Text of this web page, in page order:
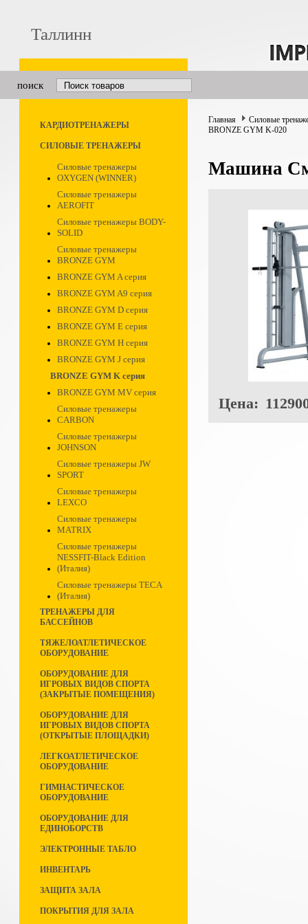
Таллинн
поиск
КАРДИОТРЕНАЖЕРЫ
СИЛОВЫЕ ТРЕНАЖЕРЫ
Силовые тренажеры
OXYGEN (WINNER)
Силовые тренажеры
AEROFIT
Силовые тренажеры BODY-
SOLID
Силовые тренажеры
BRONZE GYM
BRONZE GYM A серия
BRONZE GYM A9 серия
BRONZE GYM D серия
BRONZE GYM E серия
BRONZE GYM H серия
BRONZE GYM J серия
BRONZE GYM K серия
BRONZE GYM MV серия
Силовые тренажеры
CARBON
Силовые тренажеры
JOHNSON
Силовые тренажеры JW
SPORT
Силовые тренажеры
LEXCO
Силовые тренажеры
MATRIX
Силовые тренажеры
NESSFIT-Black Edition
(Италия)
Силовые тренажеры TECA
(Италия)
ТРЕНАЖЕРЫ ДЛЯ
БАССЕЙНОВ
ТЯЖЕЛОАТЛЕТИЧЕСКОЕ
ОБОРУДОВАНИЕ
ОБОРУДОВАНИЕ ДЛЯ
ИГРОВЫХ ВИДОВ СПОРТА
(ЗАКРЫТЫЕ ПОМЕЩЕНИЯ)
ОБОРУДОВАНИЕ ДЛЯ
ИГРОВЫХ ВИДОВ СПОРТА
(ОТКРЫТЫЕ ПЛОЩАДКИ)
ЛЕГКОАТЛЕТИЧЕСКОЕ
ОБОРУДОВАНИЕ
ГИМНАСТИЧЕСКОЕ
ОБОРУДОВАНИЕ
ОБОРУДОВАНИЕ ДЛЯ
ЕДИНОБОРСТВ
ЭЛЕКТРОННЫЕ ТАБЛО
ИНВЕНТАРЬ
ЗАЩИТА ЗАЛА
ПОКРЫТИЯ ДЛЯ ЗАЛА
Главная
Силовые
BRONZE GYM K-020
Машина
Цена: